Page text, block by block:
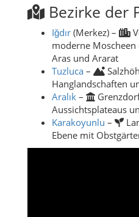
Bezirke der
Iğdır (Merkez) –
moderne
Aras und Ararat
Tuzluca –
Hanglandschaften
Aralık –
Aussichtsplateaus
Karakoyunlu –
Ebene mit